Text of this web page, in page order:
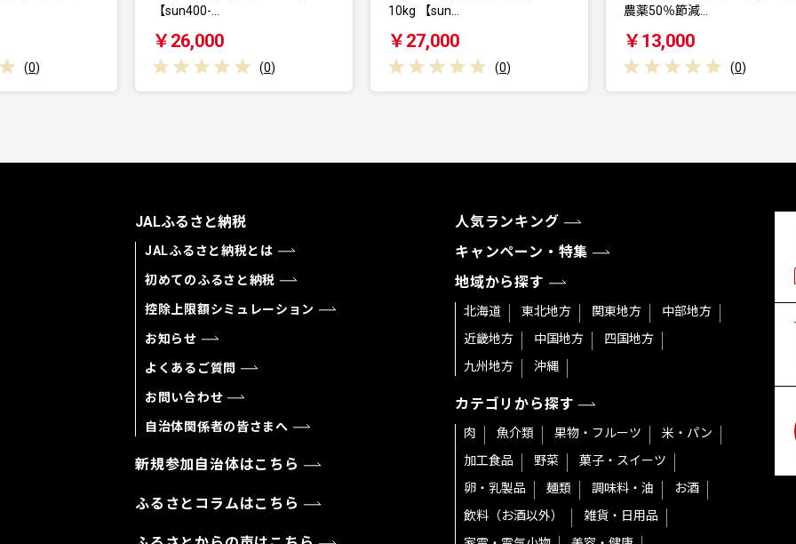
JALふるさと納税
JALふるさと納税とは
初めてのふるさと納税
控除上限額シミュレーション
お知らせ
よくあるご質問
お問い合わせ
自治体関係者の皆さまへ
新規参加自治体はこちら
ふるさとコラムはこちら
人気ランキング
キャンペーン・特集
地域から探す
北海道 東北地方 関東地方
中部地方
近畿地方
中国地方
四国地方
九州地方
沖縄
カテゴリから探す
肉 魚介類 果物・フルーツ
米・パン
加工食品
野菜
菓子・スイーツ
卵・乳製品
麺類 調味料・油
お酒
飲料（お酒以外）
雑貨・日用品